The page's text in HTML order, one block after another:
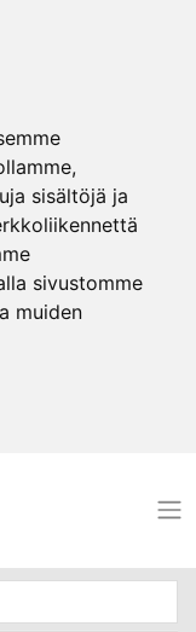
sisältöjä ja
sivustomme
muiden